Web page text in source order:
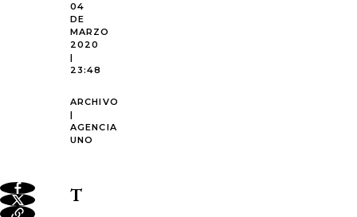
04
DE
MARZO
2020
|
23:48
ARCHIVO
|
AGENCIA
UNO
T